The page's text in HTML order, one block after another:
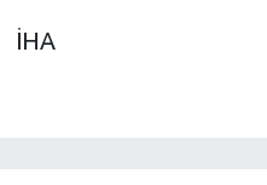
İHA